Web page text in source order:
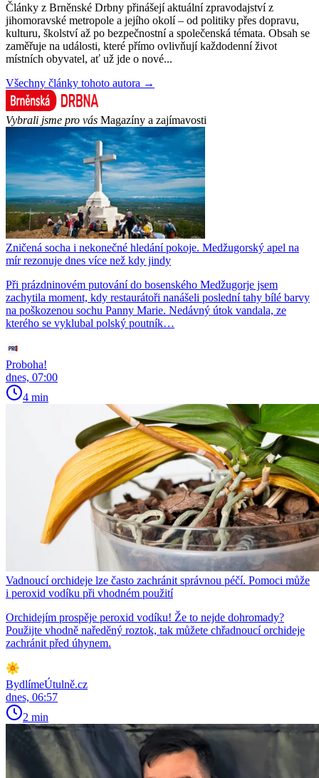
Články z Brněnské Drbny přinášejí aktuální zpravodajství z
jihomoravské metropole a jejího okolí – od politiky přes dopravu,
kulturu, školství až po bezpečnostní a společenská témata. Obsah se
zaměřuje na události, které přímo ovlivňují každodenní život
místních obyvatel, ať už jde o nové...
Všechny články tohoto autora →
Vybrali jsme pro vás Magazíny a zajímavosti
Zničená socha i nekonečné hledání pokoje. Medžugorský apel na
mír rezonuje dnes více než kdy jindy
Při prázdninovém putování do bosenského Medžugorje jsem
zachytila moment, kdy restaurátoři nanášeli poslední tahy bílé barvy
na poškozenou sochu Panny Marie. Nedávný útok vandala, ze
kterého se vyklubal polský poutník…
Proboha!
dnes, 07:00
4 min
Vadnoucí orchideje lze často zachránit správnou péčí. Pomoci může
i peroxid vodíku při vhodném použití
Orchidejím prospěje peroxid vodíku! Že to nejde dohromady?
Použijte vhodně naředěný roztok, tak můžete chřadnoucí orchideje
zachránit před úhynem.
BydlímeÚtulně.cz
dnes, 06:57
2 min